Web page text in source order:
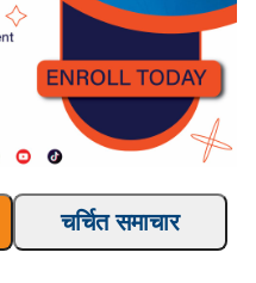
चर्चित समाचार